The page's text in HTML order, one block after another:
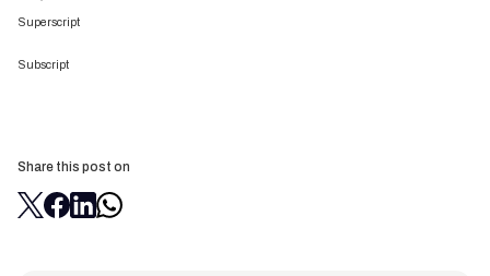
Superscript
Subscript
Share this post on